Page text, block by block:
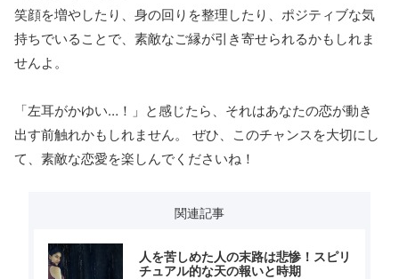
笑顔を増やしたり、身の回りを整理したり、ポジティブな気
持ちでいることで、素敵なご縁が引き寄せられるかもしれま
せんよ。
「左耳がかゆい…！」と感じたら、それはあなたの恋が動き
出す前触れかもしれません。 ぜひ、このチャンスを大切にし
て、素敵な恋愛を楽しんでくださいね！
関連記事
人を苦しめた人の末路は悲惨！スピリ
チュアル的な天の報いと時期